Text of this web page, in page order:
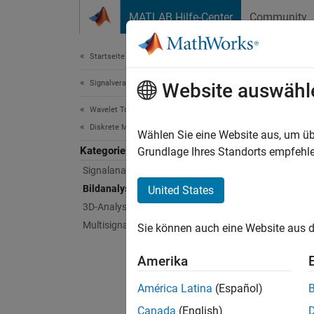
MATLAB Hilfe-Center Community
Startseite der Dokumentation
Signalverarbeitung
Wavelet Toolbox
Diskrete Multiresolutionsanalyse
Kategorie
Signalanalyse
Bildanalyse
3D-Analyse
Multisignalanalyse
Mit
alle
Website
Wählen Sie eine Website aus, um
Grundlage Ihres Standorts
United States
Sie können auch eine Website aus
Amerika
América Latina (Español)
Canada (English)